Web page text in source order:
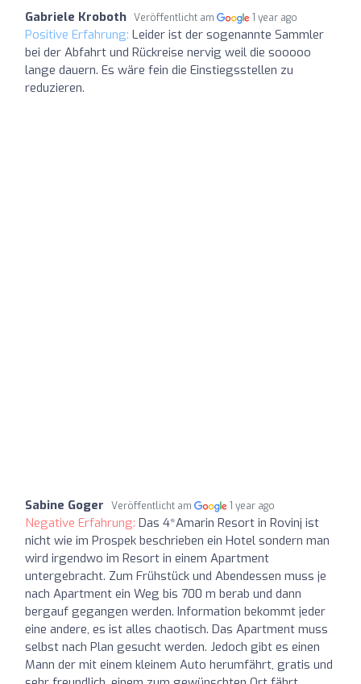
Gabriele Kroboth Veröffentlicht am 1 year ago
Positive Erfahrung: Leider ist der sogenannte Sammler
bei der Abfahrt und Rückreise nervig weil die sooooo
lange dauern. Es wäre fein die Einstiegsstellen zu
reduzieren.
Sabine Goger Veröffentlicht am 1 year ago
Negative Erfahrung: Das 4*Amarin Resort in Rovinj ist
nicht wie im Prospek beschrieben ein Hotel sondern man
wird irgendwo im Resort in einem Apartment
untergebracht. Zum Frühstück und Abendessen muss je
nach Apartment ein Weg bis 700 m berab und dann
bergauf gegangen werden. Information bekommt jeder
eine andere, es ist alles chaotisch. Das Apartment muss
selbst nach Plan gesucht werden. Jedoch gibt es einen
Mann der mit einem kleinem Auto herumfährt, gratis und